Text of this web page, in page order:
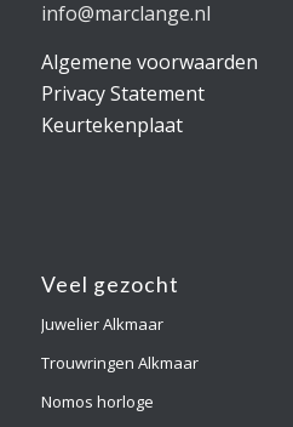
info@marclange.nl
Algemene voorwaarden
Privacy Statement
Keurtekenplaat
Veel gezocht
Juwelier Alkmaar
Trouwringen Alkmaar
Nomos horloge